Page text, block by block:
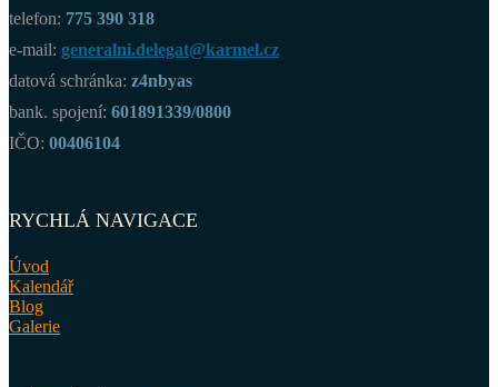
telefon: 775 390 318
e-mail: generalni.delegat@karmel.cz
datová schránka: z4nbyas
bank. spojení: 601891339/0800
IČO: 00406104
RYCHLÁ NAVIGACE
Úvod
Kalendář
Blog
Galerie